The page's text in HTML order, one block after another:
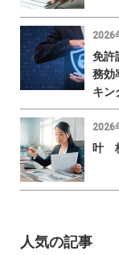
2026
免許
務効
キン
2026
叶
人気の記事